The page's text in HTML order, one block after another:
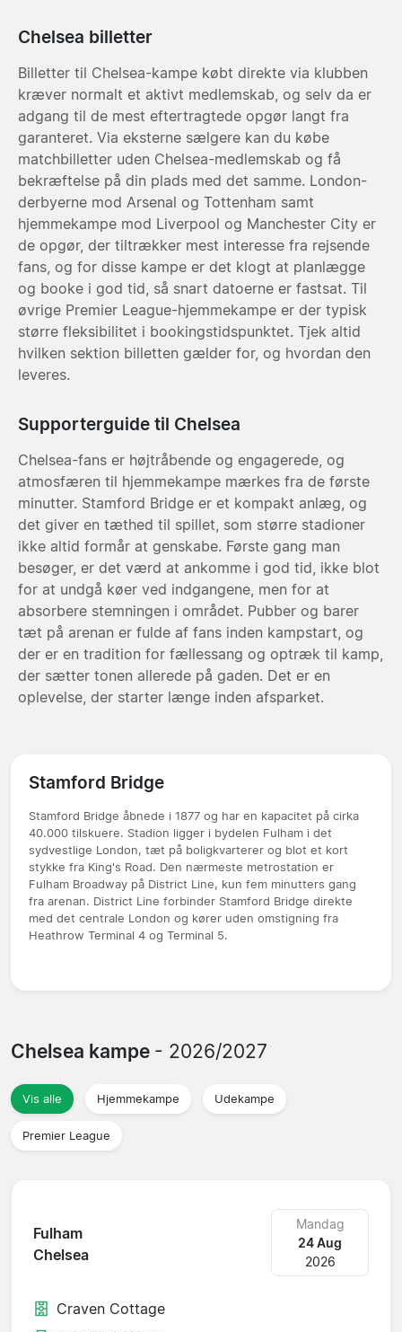
Chelsea billetter
Billetter til Chelsea-kampe købt direkte via klubben
kræver normalt et aktivt medlemskab, og selv da er
adgang til de mest eftertragtede opgør langt fra
garanteret. Via eksterne sælgere kan du købe
matchbilletter uden Chelsea-medlemskab og få
bekræftelse på din plads med det samme. London-
derbyerne mod Arsenal og Tottenham samt
hjemmekampe mod Liverpool og Manchester City er
de opgør, der tiltrækker mest interesse fra rejsende
fans, og for disse kampe er det klogt at planlægge
og booke i god tid, så snart datoerne er fastsat. Til
øvrige Premier League-hjemmekampe er der typisk
større fleksibilitet i bookingstidspunktet. Tjek altid
hvilken sektion billetten gælder for, og hvordan den
leveres.
Supporterguide til Chelsea
Chelsea-fans er højtråbende og engagerede, og
atmosfæren til hjemmekampe mærkes fra de første
minutter. Stamford Bridge er et kompakt anlæg, og
det giver en tæthed til spillet, som større stadioner
ikke altid formår at genskabe. Første gang man
besøger, er det værd at ankomme i god tid, ikke blot
for at undgå køer ved indgangene, men for at
absorbere stemningen i området. Pubber og barer
tæt på arenan er fulde af fans inden kampstart, og
der er en tradition for fællessang og optræk til kamp,
der sætter tonen allerede på gaden. Det er en
oplevelse, der starter længe inden afsparket.
Stamford Bridge
Stamford Bridge åbnede i 1877 og har en kapacitet på cirka
40.000 tilskuere. Stadion ligger i bydelen Fulham i det
sydvestlige London, tæt på boligkvarterer og blot et kort
stykke fra King's Road. Den nærmeste metrostation er
Fulham Broadway på District Line, kun fem minutters gang
fra arenan. District Line forbinder Stamford Bridge direkte
med det centrale London og kører uden omstigning fra
Heathrow Terminal 4 og Terminal 5.
Chelsea kampe - 2026/2027
Vis alle Hjemmekampe Udekampe
Premier League
Fulham
Chelsea
Mandag
24 Aug
2026
Craven Cottage